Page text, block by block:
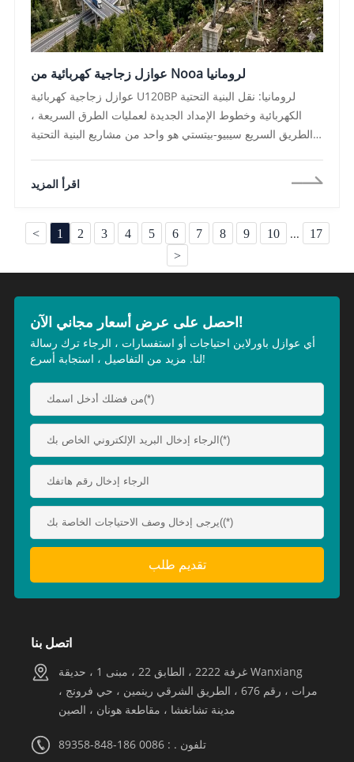
عوازل زجاجية كهربائية من Nooa لرومانيا
عوازل زجاجية كهربائية U120BP لرومانيا: نقل البنية التحتية
الكهربائية وخطوط الإمداد الجديدة لعمليات الطرق السريعة ،
الطريق السريع سيبيو-بيتستي هو واحد من مشاريع البنية التحتية
(كورنيتو-تيجفيني) يتطلب أعلى معايير الهندسة وموثوقية
السريعة ، والإشارات ، وأنظمة الرسوم ،
اقرأ المزيد
< 1 2 3 4 5 6 7 8 9 10 ...
17
>
احصل على عرض أسعار مجاني الآن!
أي عوازل باورلاين احتياجات أو استفسارات ، الرجاء ترك رسالة
لنا. مزيد من التفاصيل ، استجابة أسرع!
اتصل بنا
غرفة 2222 ، الطابق 22 ، مبنى 1 ، حديقة Wanxiang
مرات ، رقم 676 ، الطريق الشرقي رينمين ، حي فرونج ،
مدينة تشانغشا ، مقاطعة هونان ، الصين
تلفون . : 0086 186-848-89358